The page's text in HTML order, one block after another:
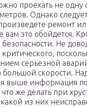
проехать не одну
Однако
ремонт
вам это обойдется.
Не
серьезной
большой скорости.
выше информация
что же делать при
из них